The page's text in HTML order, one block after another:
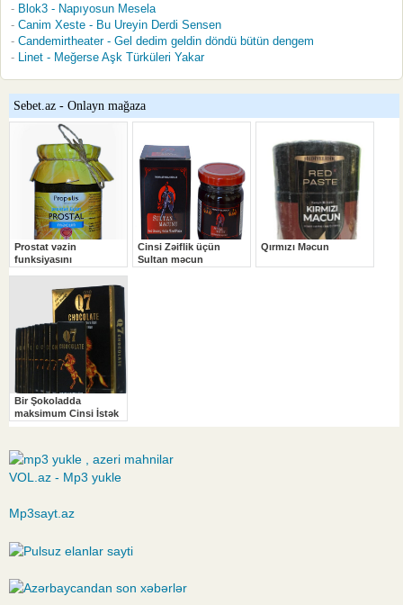
Blok3 - Napıyosun Mesela
Canim Xeste - Bu Ureyin Derdi Sensen
Candemirtheater - Gel dedim geldin döndü bütün dengem
Linet - Meğerse Aşk Türküleri Yakar
VOL.az - Mp3 yukle
Mp3sayt.az